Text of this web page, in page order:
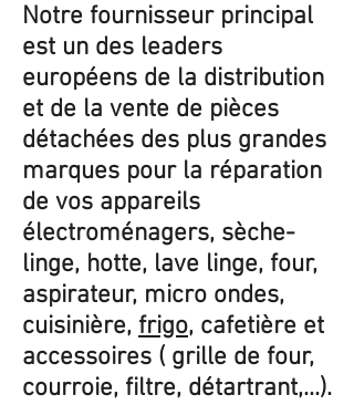
Notre fournisseur principal
est un des leaders
européens de la distribution
et de la vente de pièces
détachées des plus grandes
marques pour la réparation
de vos appareils
électroménagers, sèche-
linge, hotte, lave linge, four,
aspirateur, micro ondes,
cuisinière, frigo, cafetière et
accessoires ( grille de four,
courroie, filtre, détartrant,...).